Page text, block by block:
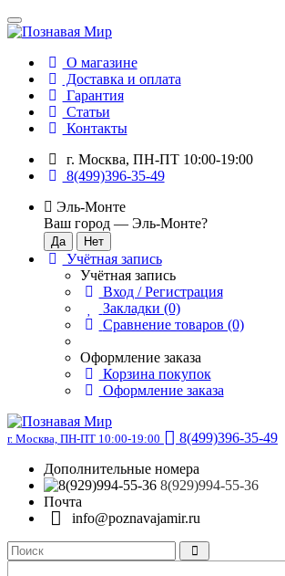
О магазине
Доставка и оплата
Гарантия
Статьи
Контакты
г. Москва, ПН-ПТ 10:00-19:00
8(499)396-35-49
Эль-Монте
Ваш город — Эль-Монте?
Учётная запись
Учётная запись
Вход / Регистрация
Закладки (0)
Сравнение товаров (0)
Оформление заказа
Корзина покупок
Оформление заказа
г. Москва, ПН-ПТ 10:00-19:00
8(499)396-35-49
Дополнительные номера
8(929)994-55-36
Почта
info@poznavajamir.ru